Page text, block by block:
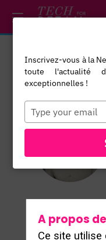
A propos
Ce site
*/
Inscrivez-vous à la
toute l'actualité
exceptionnelles !
Type
your
email